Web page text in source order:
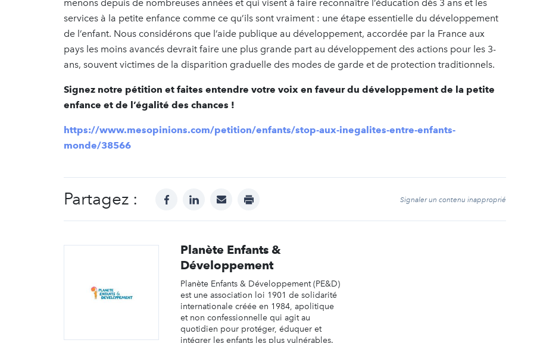
menons depuis de nombreuses années et qui visent à faire reconnaître l’éducation dès 3 ans et les
services à la petite enfance comme ce qu’ils sont vraiment : une étape essentielle du développement
de l’enfant. Nous considérons que l’aide publique au développement, accordée par la France aux
pays les moins avancés devrait faire une plus grande part au développement des actions pour les 3-
ans, souvent victimes de la disparition graduelle des modes de garde et de protection traditionnels.
Signez notre pétition et faites entendre votre voix en faveur du développement de la petite
enfance et de l’égalité des chances !
https://www.mesopinions.com/petition/enfants/stop-aux-inegalites-entre-enfants-
monde/38566
Partagez : facebooklinkedinmail print Signaler un contenu inapproprié
Planète Enfants &
Développement
Planète Enfants & Développement (PE&D)
est une association loi 1901 de solidarité
internationale créée en 1984, apolitique
et non confessionnelle qui agit au
quotidien pour protéger, éduquer et
intégrer les enfants les plus vulnérables.